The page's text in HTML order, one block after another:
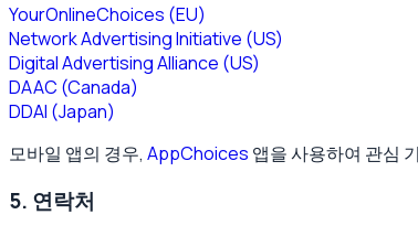
YourOnlineChoices (EU)
Network Advertising Initiative (US)
Digital Advertising Alliance (US)
DAAC (Canada)
DDAI (Japan)
모바일 앱의 경우, AppChoices 앱을 사용하여 관심
5. 연락처